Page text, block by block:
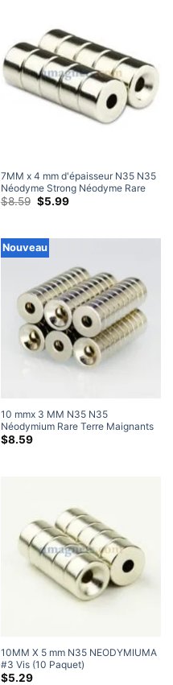
7MM x 4 mm d'épaisseur N35 N35
Néodyme Strong Néodyme Rare
Terre Maignants à anneaux
$8.59 Le
prix
$8.59.
$5.99Le
$5.99.
Nouveau
10 mmx 3 MM N35 N35
Néodymium Rare Terre Maignants
à anneaux comptesj #3 Vis (20
$8.59
10MM X 5 mm N35 NEODYMIUMA
#3 Vis (10 Paquet)
$5.29